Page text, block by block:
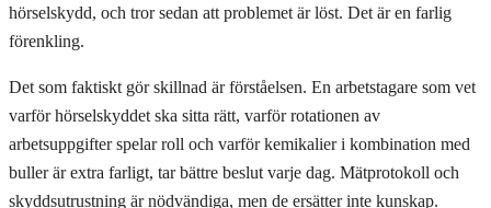
hörselskydd, och tror sedan att problemet är löst. Det är en farlig
förenkling.
Det som faktiskt gör skillnad är förståelsen. En arbetstagare som vet
varför hörselskyddet ska sitta rätt, varför rotationen av
arbetsuppgifter spelar roll och varför kemikalier i kombination med
buller är extra farligt, tar bättre beslut varje dag. Mätprotokoll och
skyddsutrustning är nödvändiga, men de ersätter inte kunskap.